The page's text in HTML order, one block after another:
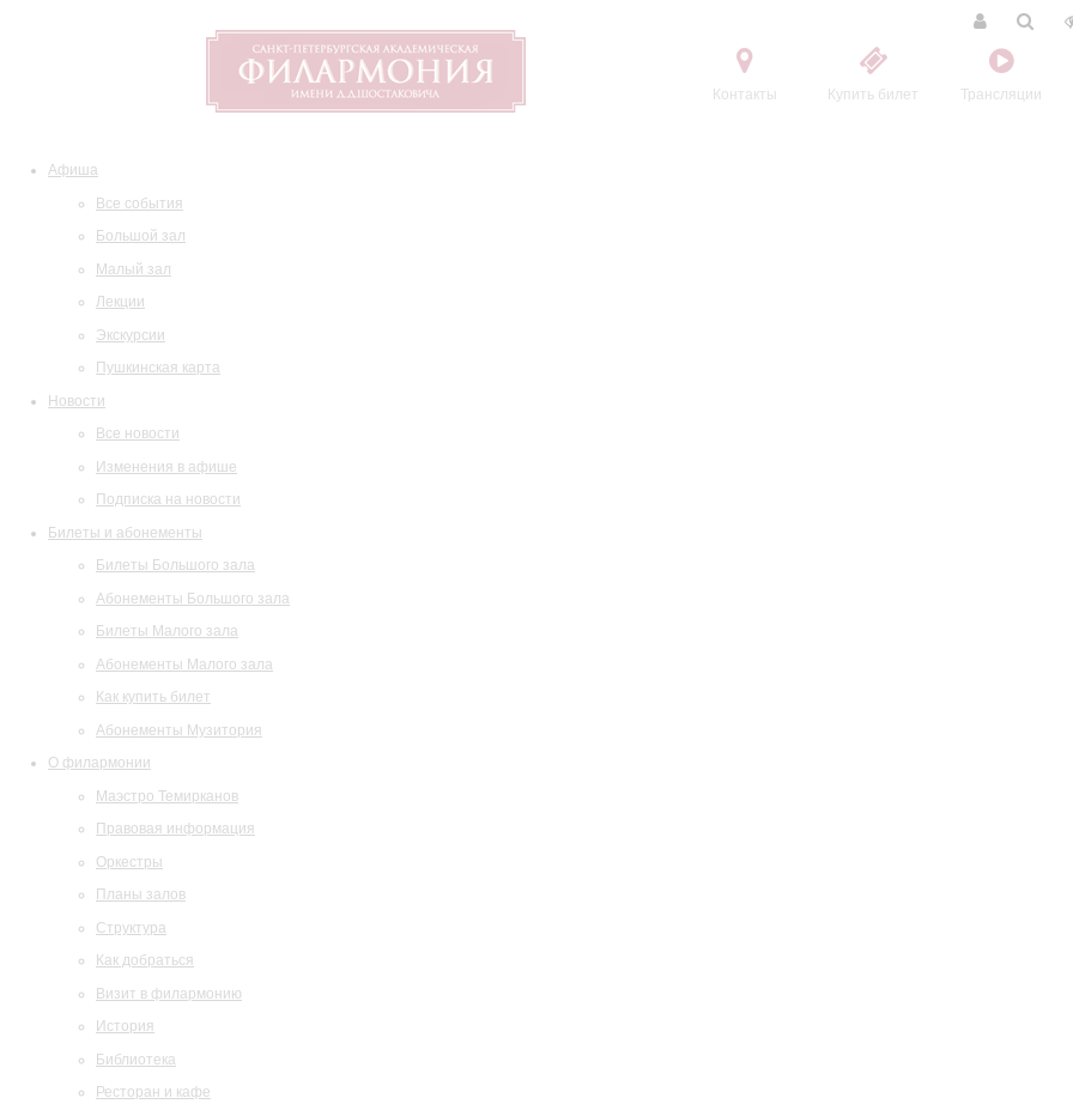
Контакты Купить билет Трансляции
Афиша
Все события
Большой зал
Малый зал
Лекции
Экскурсии
Пушкинская карта
Новости
Все новости
Изменения в афише
Подписка на новости
Билеты и абонементы
Билеты Большого зала
Абонементы Большого зала
Билеты Малого зала
Абонементы Малого зала
Как купить билет
Абонементы Музитория
О филармонии
Маэстро Темирканов
Правовая информация
Оркестры
Планы залов
Структура
Как добраться
Визит в филармонию
История
Библиотека
Ресторан и кафе